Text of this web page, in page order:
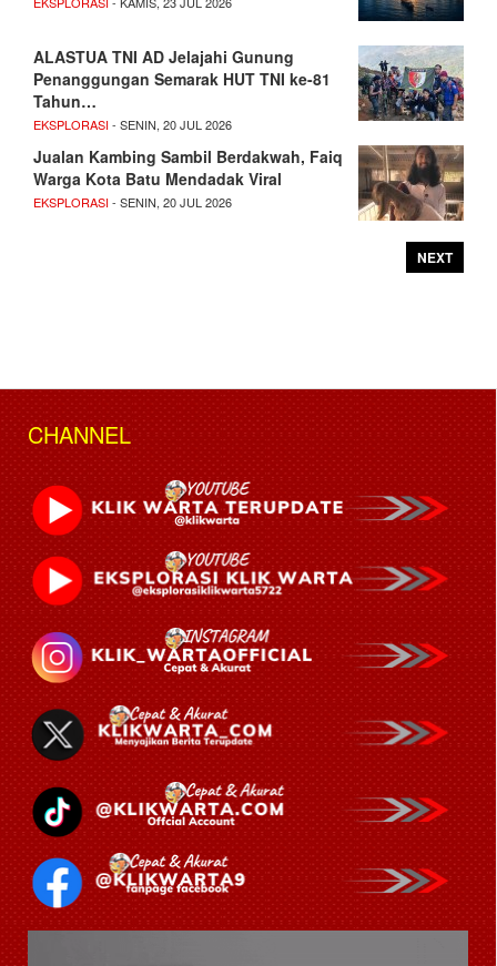
ALASTUA TNI AD Jelajahi Gunung
Penanggungan Semarak HUT TNI ke-81
Tahun…
EKSPLORASI- SENIN, 20 JUL 2026
Jualan Kambing Sambil Berdakwah, Faiq
Warga Kota Batu Mendadak Viral
EKSPLORASI- SENIN, 20 JUL 2026
NEXT
CHANNEL